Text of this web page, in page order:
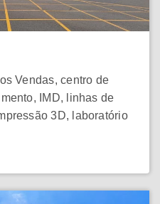
Vendas, centro de
IMD, linhas de
3D, laboratório